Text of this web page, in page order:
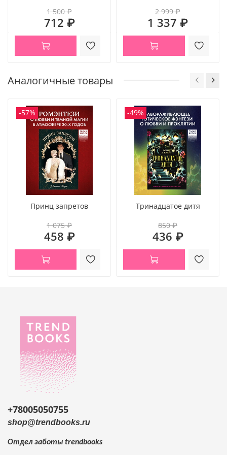
Эмоциональный роман о тайной любви
От автора книги «Мой хулиган»
Сочное, яркое оформление обложки
Книга из «Ягодной серии»
Стильный подарок на любой праздник
Тема буллинга
В книге есть #любовь #универ #тайные_отношения
Возраст 18+
1 500 ₽
712 ₽
2 999 ₽
1 337 ₽
Аналогичные товары
-57%
Принц запретов
1 075 ₽
458 ₽
-49%
Тринадцатое дитя
850 ₽
436 ₽
+78005050755
shop@trendbooks.ru
Отдел заботы trendbooks